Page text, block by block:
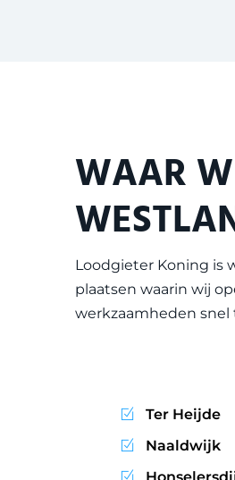
WAAR
Loodgieter Koning is
plaatsen waarin wij
werkzaamheden
Ter Heijde
Naaldwijk